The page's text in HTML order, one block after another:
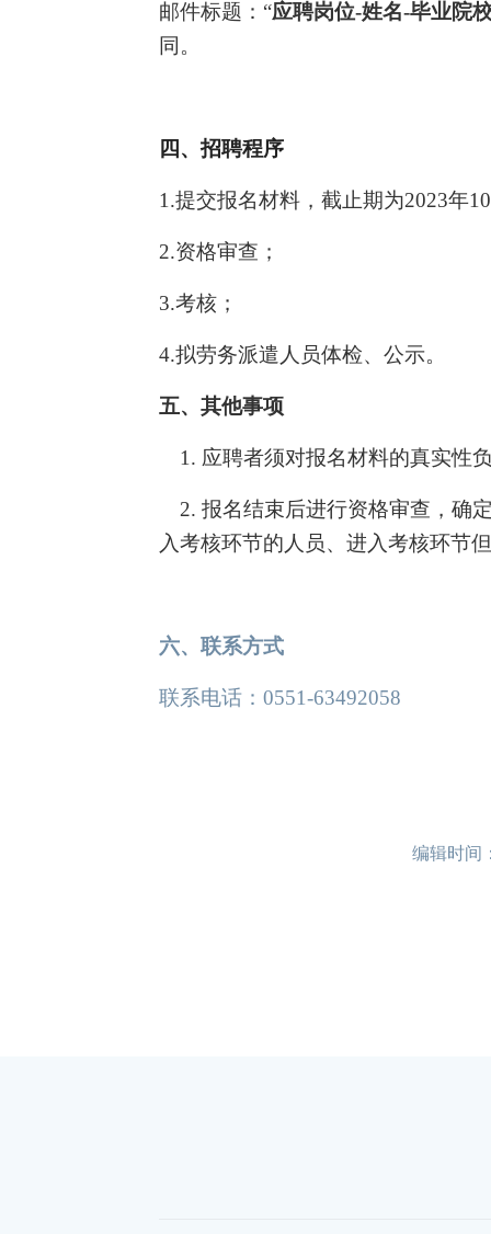
邮件标题：“应聘岗位-姓名-毕业院
同。
四、招聘程序
1.提交报名材料，截止期为2023年10
2.资格审查；
3.考核；
4.拟劳务派遣人员体检、公示。
五、其他事项
1. 应聘者须对报名材料的真实性
2. 报名结束后进行资格审查，确
入考核环节的人员、进入考核环节
六、联系方式
联系电话： 0551-63492058
编辑时间